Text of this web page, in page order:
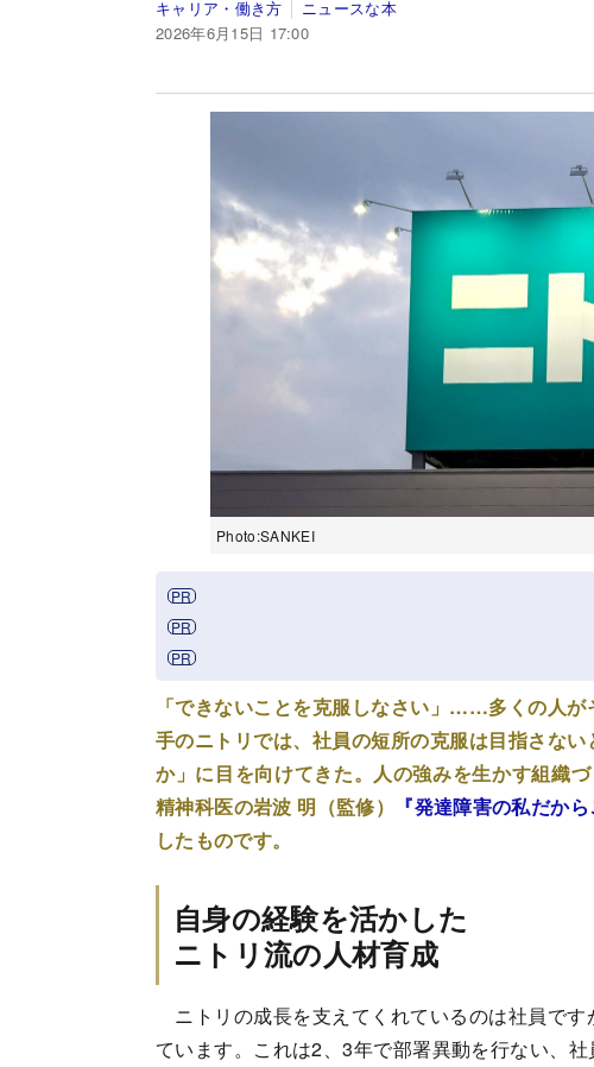
キャリア・働き方
ニュースな本
2026年6月15日 17:00
Photo:SANKEI
「できないことを克服しなさい」……多くの人
手のニトリでは、社員の短所の克服は目指さな
か」に目を向けてきた。人の強みを生かす組織
精神科医の岩波 明（監修）
『発達障害の私だか
したものです。
自身の経験を活かした
ニトリ流の人材育成
ニトリの成長を支えてくれているのは社員で
ています。これは2、3年で部署異動を行ない、